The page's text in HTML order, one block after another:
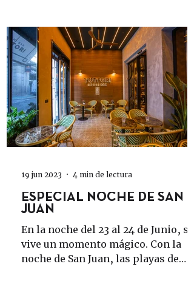
ESPECIAL NOCHE DE SAN
JUAN
En la noche del 23 al 24 de Junio, se
vive un momento mágico. Con la
noche de San Juan, las playas de
19 jun 2023 4 min de lectura